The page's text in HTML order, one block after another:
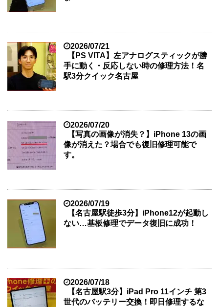
2026/07/21
【PS VITA】左アナログスティックが勝
手に動く・反応しない時の修理方法！名
駅3分クイック名古屋
2026/07/20
【写真の画像が消失？】iPhone 13の画
像が消えた？場合でも復旧修理可能で
す。
2026/07/19
【名古屋駅徒歩3分】iPhone12が起動し
ない…基板修理でデータ復旧に成功！
2026/07/18
【名古屋駅3分】iPad Pro 11インチ 第3
世代のバッテリー交換！即日修理するな